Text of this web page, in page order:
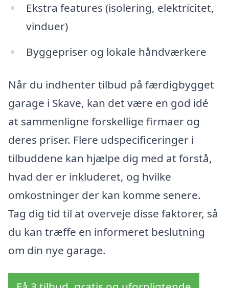
Ekstra features (isolering, elektricitet,
vinduer)
Byggepriser og lokale håndværkere
Når du indhenter tilbud på færdigbygget
garage i Skave, kan det være en god idé
at sammenligne forskellige firmaer og
deres priser. Flere udspecificeringer i
tilbuddene kan hjælpe dig med at forstå,
hvad der er inkluderet, og hvilke
omkostninger der kan komme senere.
Tag dig tid til at overveje disse faktorer, så
du kan træffe en informeret beslutning
om din nye garage.